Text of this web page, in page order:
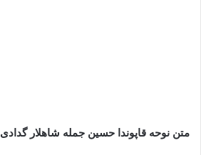
متن نوحه قاپوندا حسین جمله شاهلار گدادی